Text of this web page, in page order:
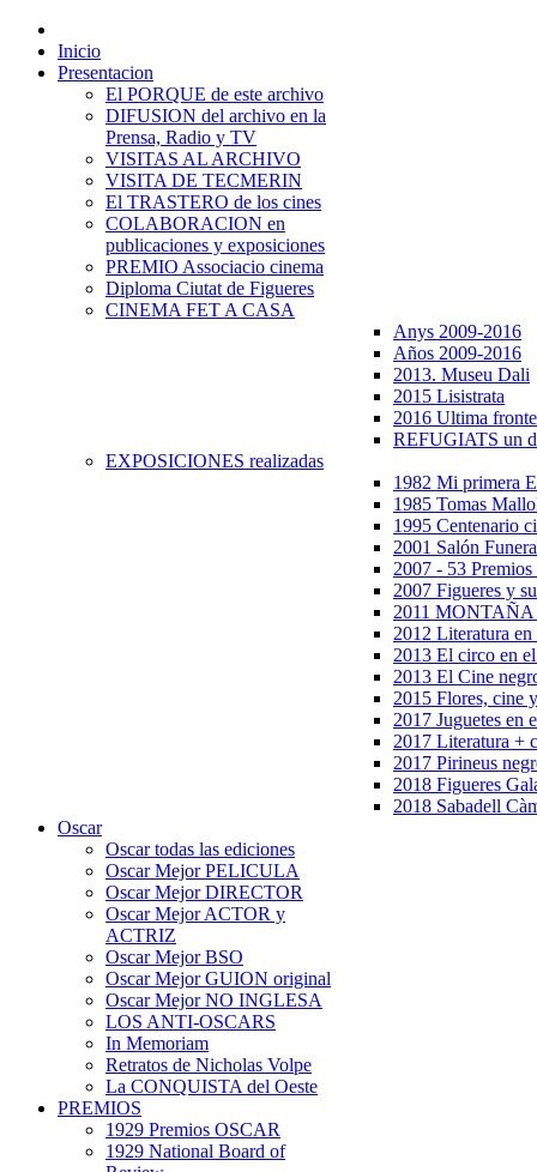
Inicio
Presentacion
El PORQUE de este archivo
DIFUSION del archivo en la
Prensa, Radio y TV
VISITAS AL ARCHIVO
VISITA DE TECMERIN
El TRASTERO de los cines
COLABORACION en
publicaciones y exposiciones
PREMIO Associacio cinema
Diploma Ciutat de Figueres
CINEMA FET A CASA
Anys 2009-2016
Años 2009-2016
2013. Museu Dali
2015 Lisistrata
2016 Ultima
REFUGIATS un
EXPOSICIONES realizadas
1982 Mi primera
1985 Tomas
1995 Centenario
2001 Salón
2007 - 53 Premios
2007 Figueres y
2011 MONTAÑA
2012 Literatura en
2013 El circo en
2013 El Cine
2015 Flores, cine
2017 Juguetes en
2017 Literatura +
2017 Pirineus
2018 Figueres
2018 Sabadell
Oscar
Oscar todas las ediciones
Oscar Mejor PELICULA
Oscar Mejor DIRECTOR
Oscar Mejor ACTOR y
ACTRIZ
Oscar Mejor BSO
Oscar Mejor GUION original
Oscar Mejor NO INGLESA
LOS ANTI-OSCARS
In Memoriam
Retratos de Nicholas Volpe
La CONQUISTA del Oeste
PREMIOS
1929 Premios OSCAR
1929 National Board of